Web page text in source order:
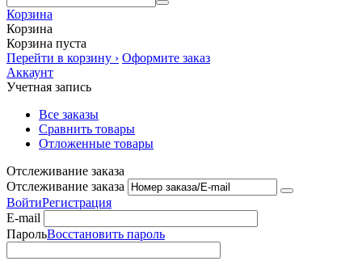
Корзина
Корзина
Корзина пуста
Перейти в корзину › Оформите заказ
Аккаунт
Учетная запись
Все заказы
Сравнить товары
Отложенные товары
Отслеживание заказа
Отслеживание заказа
ВойтиРегистрация
E-mail
ПарольВосстановить пароль